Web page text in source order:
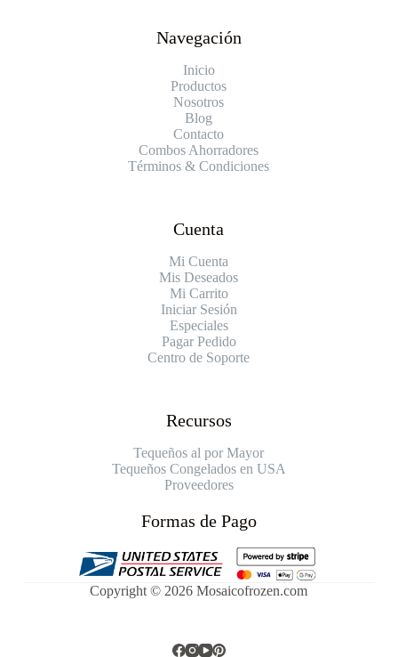
Navegación
Inicio
Productos
Nosotros
Blog
Contacto
Combos Ahorradores
Términos & Condiciones
Cuenta
Mi Cuenta
Mis Deseados
Mi Carrito
Iniciar Sesión
Especiales
Pagar Pedido
Centro de Soporte
Recursos
Tequeños al por Mayor
Tequeños Congelados en USA
Proveedores
Formas de Pago
Copyright © 2026 Mosaicofrozen.com